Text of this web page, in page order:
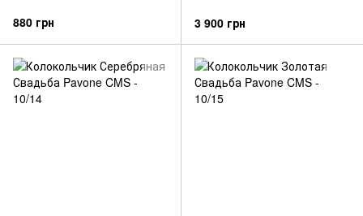
880 грн 3 900 грн